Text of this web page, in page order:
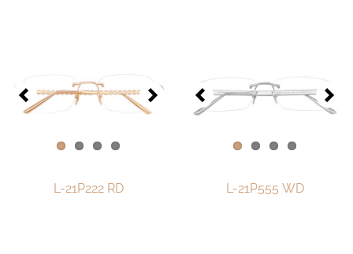
L-21P222 RD L-21P555 WD
One-of-One Collection 2018
One-of-One Collection 2019
One-of-One Collection 2020
One-of-One-Collection 2021